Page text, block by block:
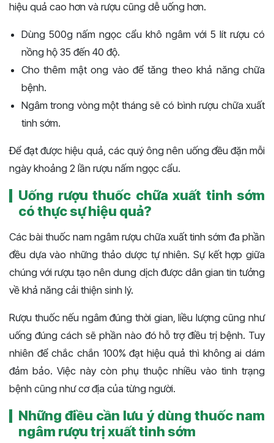
hiệu quả cao hơn và rượu cũng dễ uống hơn.
Dùng 500g nấm ngọc cẩu khô ngâm với 5 lít rượu có
nồng hộ 35 đến 40 độ.
Cho thêm mật ong vào để tăng theo khả năng chữa
bệnh.
Ngâm trong vòng một tháng sẽ có bình rượu chữa xuất
tinh sớm.
Để đạt được hiệu quả, các quý ông nên uống đều đặn mỗi
ngày khoảng 2 lần rượu nấm ngọc cẩu.
Uống rượu thuốc chữa xuất tinh sớm
có thực sự hiệu quả?
Các bài thuốc nam ngâm rượu chữa xuất tinh sớm đa phần
đều dựa vào những thảo dược tự nhiên. Sự kết hợp giữa
chúng với rượu tạo nên dung dịch được dân gian tin tưởng
về khả năng cải thiện sinh lý.
Rượu thuốc nếu ngâm đúng thời gian, liều lượng cũng như
uống đúng cách sẽ phần nào đó hỗ trợ điều trị bệnh. Tuy
nhiên để chắc chắn 100% đạt hiệu quả thì không ai dám
đảm bảo. Việc này còn phụ thuộc nhiều vào tình trạng
bệnh cũng như cơ địa của từng người.
Những điều cần lưu ý dùng thuốc nam
ngâm rượu trị xuất tinh sớm